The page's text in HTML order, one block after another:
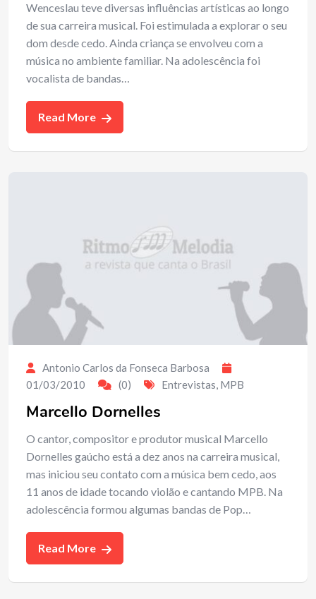
Wenceslau teve diversas influências artísticas ao longo
de sua carreira musical. Foi estimulada a explorar o seu
dom desde cedo. Ainda criança se envolveu com a
música no ambiente familiar. Na adolescência foi
vocalista de bandas…
Read More
Antonio Carlos da Fonseca Barbosa
01/03/2010
(0) Entrevistas, MPB
Marcello Dornelles
O cantor, compositor e produtor musical Marcello
Dornelles gaúcho está a dez anos na carreira musical,
mas iniciou seu contato com a música bem cedo, aos
11 anos de idade tocando violão e cantando MPB. Na
adolescência formou algumas bandas de Pop…
Read More